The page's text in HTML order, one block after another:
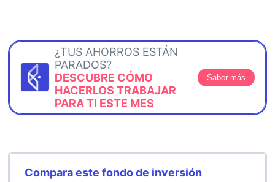
¿TUS AHORROS ESTÁN
PARADOS?
DESCUBRE CÓMO
HACERLOS TRABAJAR
PARA TI ESTE MES
Saber más
Compara este fondo de inversión